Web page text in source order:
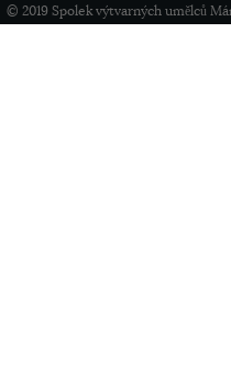
© 2019 Spolek výtvarných umělců